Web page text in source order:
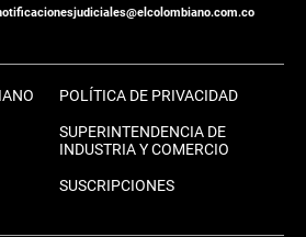
POLÍTICA DE PRIVACIDAD
SUPERINTENDENCIA DE
INDUSTRIA Y COMERCIO
SUSCRIPCIONES